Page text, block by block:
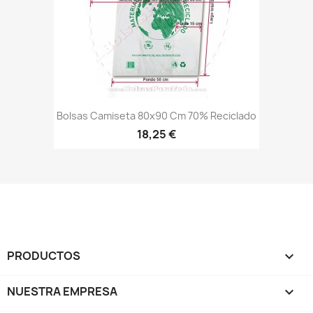
Bolsas Camiseta 80x90 Cm 70% Reciclado
18,25 €
PRODUCTOS 
NUESTRA EMPRESA 